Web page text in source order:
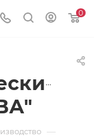
0
—